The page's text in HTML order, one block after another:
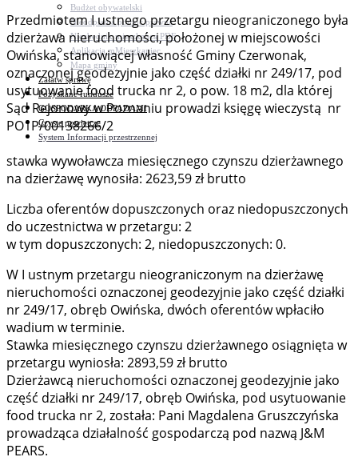
Budżet obywatelski
Nieodpłatna pomoc prawna
Niezbędnik mieszkańca PDF
Aplikacja mMieszkaniec
Mapa gminy
Załatw sprawę
Pozyskane fundusze
GOSPODARKA ODPADAMI
Czyste powietrze
System Informacji przestrzennej
Przedmiotem I ustnego przetargu nieograniczonego była
dzierżawa nieruchomości, położonej w miejscowości
Owińska, stanowiącej własność Gminy Czerwonak,
oznaczonej geodezyjnie jako część działki nr 249/17, pod
usytuowanie food trucka nr 2, o pow. 18 m2, dla której
Sąd Rejonowy w Poznaniu prowadzi księgę wieczystą nr
PO1P/00138266/2
stawka wywoławcza miesięcznego czynszu dzierżawnego
na dzierżawę wynosiła: 2623,59 zł brutto
Liczba oferentów dopuszczonych oraz niedopuszczonych
do uczestnictwa w przetargu: 2
w tym dopuszczonych: 2, niedopuszczonych: 0.
W I ustnym przetargu nieograniczonym na dzierżawę
nieruchomości oznaczonej geodezyjnie jako część działki
nr 249/17, obręb Owińska, dwóch oferentów wpłaciło
wadium w terminie.
Stawka miesięcznego czynszu dzierżawnego osiągnięta w
przetargu wyniosła: 2893,59 zł brutto
Dzierżawcą nieruchomości oznaczonej geodezyjnie jako
część działki nr 249/17, obręb Owińska, pod usytuowanie
food trucka nr 2, została: Pani Magdalena Gruszczyńska
prowadząca działalność gospodarczą pod nazwą J&M
PEARS.